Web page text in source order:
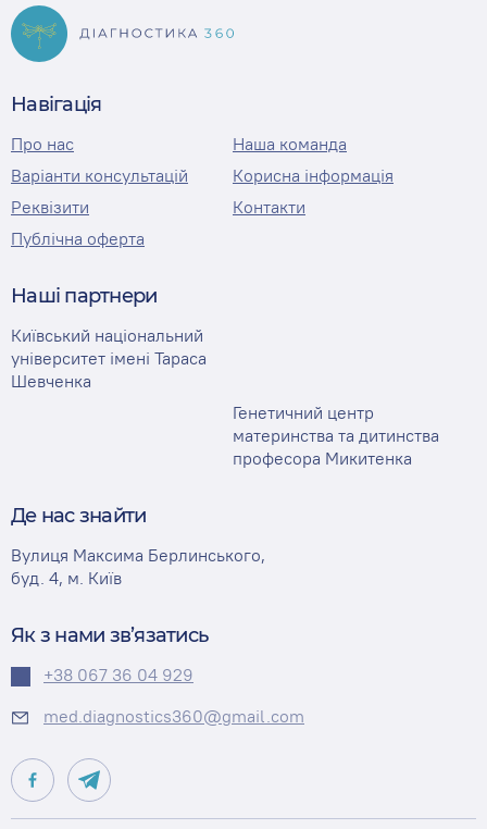
Навігація
Про нас
Наша команда
Варіанти консультацій
Корисна інформація
Реквізити
Контакти
Публічна оферта
Наші партнери
Київський національний
університет імені Тараса
Шевченка
Генетичний центр
материнства та дитинства
професора Микитенка
Де нас знайти
Вулиця Максима Берлинського,
буд. 4, м. Київ
Як з нами зв’язатись
+38 067 36 04 929
med.diagnostics360@gmail.com